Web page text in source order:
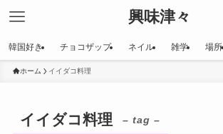
興味津々
韓国好き チョコザップ ネイル 雑学 場所
ホーム イイダコ料理
イイダコ料理 – tag –